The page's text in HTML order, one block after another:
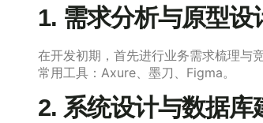
1. 需求分析与原型设
在开发初期，首先进行业务需求梳理与
常用工具：Axure、墨刀、Figma。
2. 系统设计与数据库